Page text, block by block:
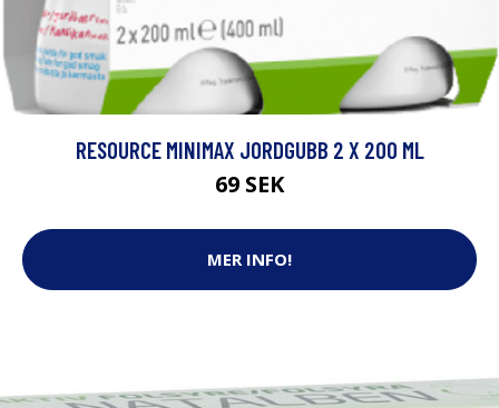
RESOURCE MINIMAX JORDGUBB 2 X 200 ML
69 SEK
MER INFO!